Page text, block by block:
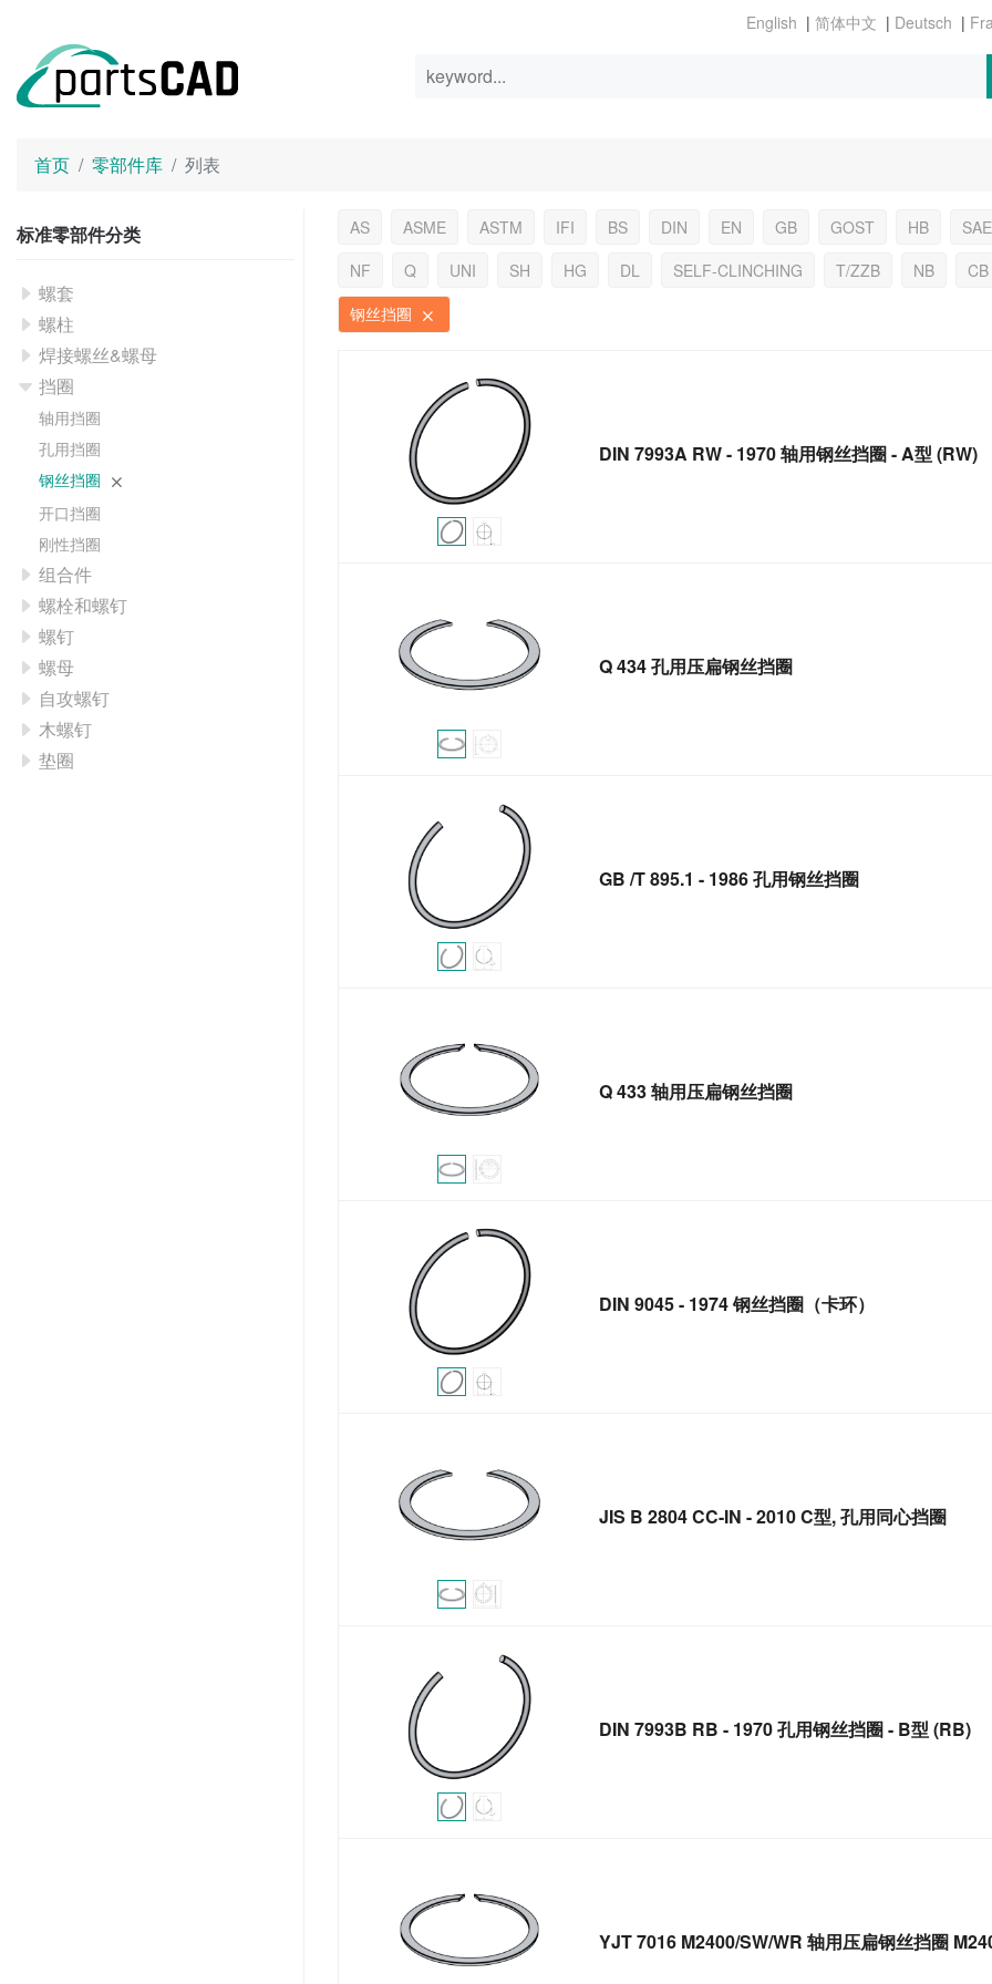
| | |
首页 零部件库 列表
标准零部件分类
螺套
螺柱
焊接螺丝&螺母
挡圈
轴用挡圈
孔用挡圈
钢丝挡圈
开口挡圈
刚性挡圈
组合件
螺栓和螺钉
螺钉
螺母
自攻螺钉
木螺钉
垫圈
AS ASME ASTM IFI BS DIN EN GB GOST HB
SAE
NF
Q UNI SH HG DL SELF-CLINCHING T/ZZB NB
CB
钢丝挡圈
DIN 7993A RW - 1970 轴用钢丝挡圈 - A型 (RW)
Q 434 孔用压扁钢丝挡圈
GB /T 895.1 - 1986 孔用钢丝挡圈
Q 433 轴用压扁钢丝挡圈
DIN 9045 - 1974 钢丝挡圈（卡环）
JIS B 2804 CC-IN - 2010 C型, 孔用同心挡圈
DIN 7993B RB - 1970 孔用钢丝挡圈 - B型 (RB)
YJT 7016 M2400/SW/WR 轴用压扁钢丝挡圈